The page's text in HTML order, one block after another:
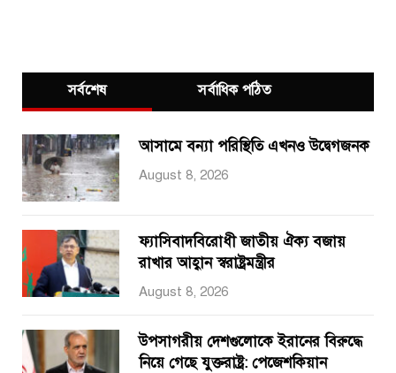
সর্বশেষ সর্বাধিক পঠিত
আসামে বন্যা পরিস্থিতি এখনও উদ্বেগজনক
August 8, 2026
ফ্যাসিবাদবিরোধী জাতীয় ঐক্য বজায়
রাখার আহ্বান স্বরাষ্ট্রমন্ত্রীর
August 8, 2026
উপসাগরীয় দেশগুলোকে ইরানের বিরুদ্ধে
নিয়ে গেছে যুক্তরাষ্ট্র: পেজেশকিয়ান